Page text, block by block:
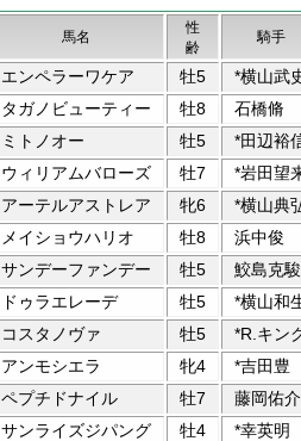
馬名
性
齢
騎手
エンペラーワケア 牡5
*横山武
タガノビューティー 牡8
石橋脩
ミトノオー 牡5
*田辺裕
ウィリアムバローズ 牡7
*岩田望
アーテルアストレア 牝6
*横山典
メイショウハリオ 牡8
浜中俊
サンデーファンデー 牡5
鮫島克駿
ドゥラエレーデ 牡5
*横山和
コスタノヴァ 牡5
*R.キン
アンモシエラ 牝4
*吉田豊
ペプチドナイル 牡7
藤岡佑介
サンライズジパング 牡4
*幸英明